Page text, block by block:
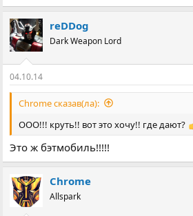
reDDog
Dark Weapon Lord
04.10.14
Chrome сказав(ла):
ООО!!! круть!! вот это хочу!! где дают?
Это ж бэтмобиль!!!!!
Chrome
Allspark